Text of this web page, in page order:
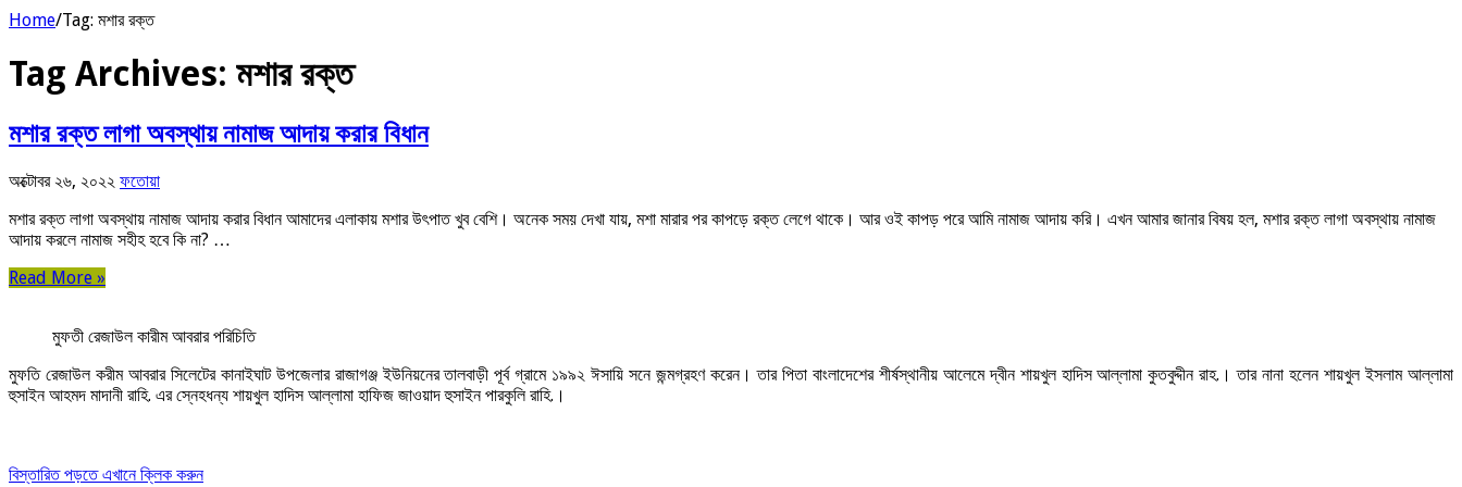
Home/Tag: মশার রক্ত
Tag Archives: মশার রক্ত
মশার রক্ত লাগা অবস্থায় নামাজ আদায় করার বিধান
অক্টোবর ২৬, ২০২২ ফতোয়া
মশার রক্ত লাগা অবস্থায় নামাজ আদায় করার বিধান আমাদের এলাকায় মশার উৎপাত খুব বেশি। অনেক সময় দেখা যায়, মশা মারার পর কাপড়ে রক্ত লেগে থাকে। আর ওই কাপড় পরে আমি নামাজ আদায় করি। এখন আমার জানার বিষয় হল, মশার রক্ত লাগা অবস্থায় নামাজ
আদায় করলে নামাজ সহীহ হবে কি না? …
Read More »
মুফতী রেজাউল কারীম আবরার পরিচিতি
মুফতি রেজাউল করীম আবরার সিলেটের কানাইঘাট উপজেলার রাজাগঞ্জ ইউনিয়নের তালবাড়ী পূর্ব গ্রামে ১৯৯২ ঈসায়ি সনে জন্মগ্রহণ করেন। তার পিতা বাংলাদেশের শীর্ষস্থানীয় আলেমে দ্বীন শায়খুল হাদিস আল্লামা কুতবুদ্দীন রাহ.। তার নানা হলেন শায়খুল ইসলাম আল্লামা
হুসাইন আহমদ মাদানী রাহি. এর স্নেহধন্য শায়খুল হাদিস আল্লামা হাফিজ জাওয়াদ হুসাইন পারকুলি রাহি.।
বিস্তারিত পড়তে এখানে ক্লিক করুন